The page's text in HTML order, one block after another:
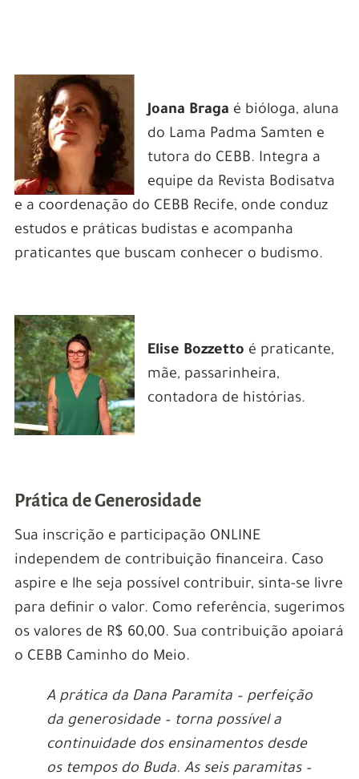
Joana Braga é bióloga, aluna
do Lama Padma Samten e
tutora do CEBB. Integra a
equipe da Revista Bodisatva
e a coordenação do CEBB Recife, onde conduz
estudos e práticas budistas e acompanha
praticantes que buscam conhecer o budismo.
Elise Bozzetto é praticante,
mãe, passarinheira,
contadora de histórias.
Prática de Generosidade
Sua inscrição e participação ONLINE
independem de contribuição financeira. Caso
aspire e lhe seja possível contribuir, sinta-se livre
para definir o valor. Como referência, sugerimos
os valores de R$ 60,00. Sua contribuição apoiará
o CEBB Caminho do Meio.
A prática da Dana Paramita – perfeição
da generosidade – torna possível a
continuidade dos ensinamentos desde
os tempos do Buda. As seis paramitas –